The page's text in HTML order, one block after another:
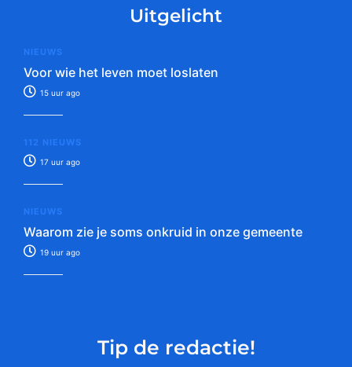
Uitgelicht
NIEUWS
Voor wie het leven moet loslaten
15 uur ago
112 NIEUWS
17 uur ago
NIEUWS
Waarom zie je soms onkruid in onze gemeente
19 uur ago
Tip de redactie!